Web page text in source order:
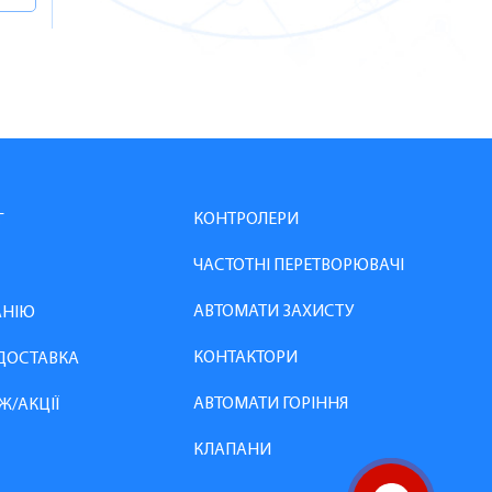
АКЦІЇ
КОНТРОЛЕРИ
ЧАСТОТНІ ПЕРЕТВОРЮВАЧІ
АВТОМАТИ ЗАХИСТУ
КОНТАКТОРИ
АВТОМАТИ ГОРІННЯ
КЛАПАНИ